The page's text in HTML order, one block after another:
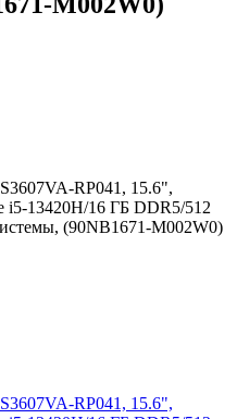
RP041, 15.6",
i5-13420H/16 ГБ DDR5/512
(90NB1671-M002W0)